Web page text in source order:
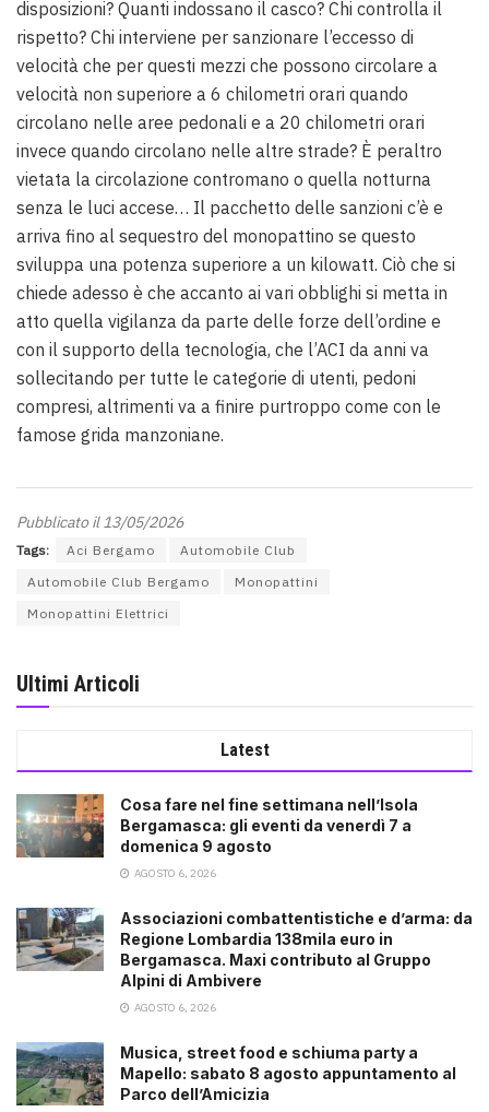
disposizioni? Quanti indossano il casco? Chi controlla il
rispetto? Chi interviene per sanzionare l’eccesso di
velocità che per questi mezzi che possono circolare a
velocità non superiore a 6 chilometri orari quando
circolano nelle aree pedonali e a 20 chilometri orari
invece quando circolano nelle altre strade? È peraltro
vietata la circolazione contromano o quella notturna
senza le luci accese… Il pacchetto delle sanzioni c’è e
arriva fino al sequestro del monopattino se questo
sviluppa una potenza superiore a un kilowatt. Ciò che si
chiede adesso è che accanto ai vari obblighi si metta in
atto quella vigilanza da parte delle forze dell’ordine e
con il supporto della tecnologia, che l’ACI da anni va
sollecitando per tutte le categorie di utenti, pedoni
compresi, altrimenti va a finire purtroppo come con le
famose grida manzoniane.
Pubblicato il 13/05/2026
Tags: Aci Bergamo
Automobile Club
Automobile Club Bergamo
Monopattini
Monopattini Elettrici
Ultimi Articoli
Latest
Cosa fare nel fine settimana nell’Isola
Bergamasca: gli eventi da venerdì 7 a
domenica 9 agosto
AGOSTO 6, 2026
Associazioni combattentistiche e d’arma: da
Regione Lombardia 138mila euro in
Bergamasca. Maxi contributo al Gruppo
Alpini di Ambivere
AGOSTO 6, 2026
Musica, street food e schiuma party a
Mapello: sabato 8 agosto appuntamento al
Parco dell’Amicizia